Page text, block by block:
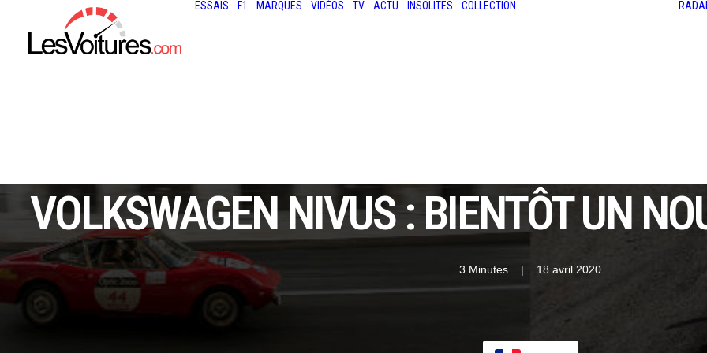
ESSAIS F1 MARQUES VIDÉOS TV ACTU INSOLITES COLLECTION
VOLKSWAGEN NIVUS : BIENTÔT UN
3 Minutes | 18 avril 2020